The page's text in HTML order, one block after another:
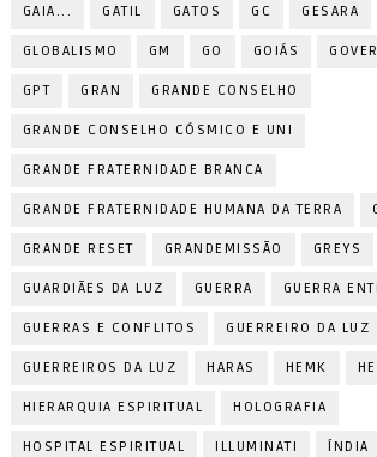
GAIA... GATIL GATOS GC GESARA
GLOBALISMO GM GO GOIÁS
GPT GRAN GRANDE CONSELHO
GRANDE CONSELHO CÓSMICO E UNI
GRANDE FRATERNIDADE BRANCA
GRANDE FRATERNIDADE HUMANA DA TERRA
GRANDE RESET GRANDEMISSÃO GREYS
GUARDIÃES DA LUZ GUERRA GUERRA
GUERRAS E CONFLITOS GUERREIRO DA LUZ
GUERREIROS DA LUZ HARAS HEMK
HIERARQUIA ESPIRITUAL HOLOGRAFIA
HOSPITAL ESPIRITUAL ILLUMINATI ÍNDIA